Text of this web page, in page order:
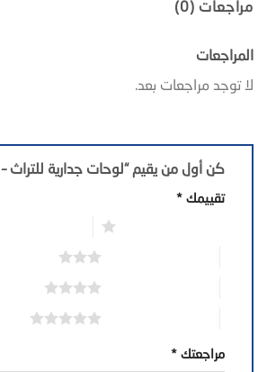
مراجعات (0)
المراجعات
لا توجد مراجعات بعد.
كن أول من يقيم “لوحات جدارية للتراث – M35”
تقييمك *
مراجعتك *